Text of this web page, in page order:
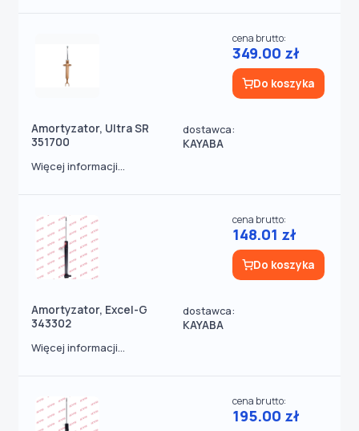
Amortyzator, Ultra SR
351700
dostawca:
KAYABA
cena brutto:
349.00 zł
Do koszyka
Więcej informacji...
Amortyzator, Excel-G
343302
dostawca:
KAYABA
cena brutto:
148.01 zł
Do koszyka
Więcej informacji...
cena brutto:
195.00 zł